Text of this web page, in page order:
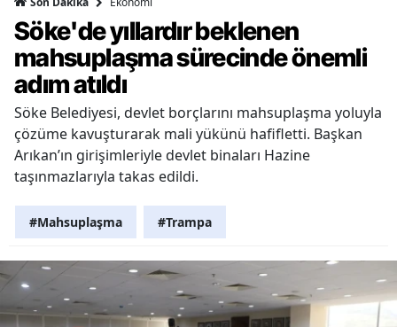
Söke'de yıllardır beklenen
mahsuplaşma sürecinde önemli
adım atıldı
Söke Belediyesi, devlet borçlarını mahsuplaşma yoluyla
çözüme kavuşturarak mali yükünü hafifletti. Başkan
Arıkan’ın girişimleriyle devlet binaları Hazine
taşınmazlarıyla takas edildi.
#Mahsuplaşma #Trampa